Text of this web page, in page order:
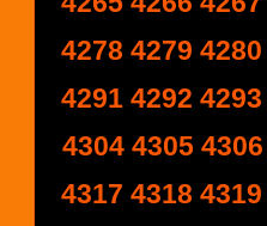
4278 4279 4280
4291 4292 4293
4304 4305 4306
4317 4318 4319